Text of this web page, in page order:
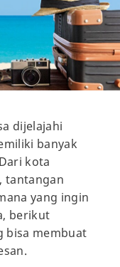
dijelajahi
banyak
kota
tantangan
yang ingin
berikut
bisa membuat